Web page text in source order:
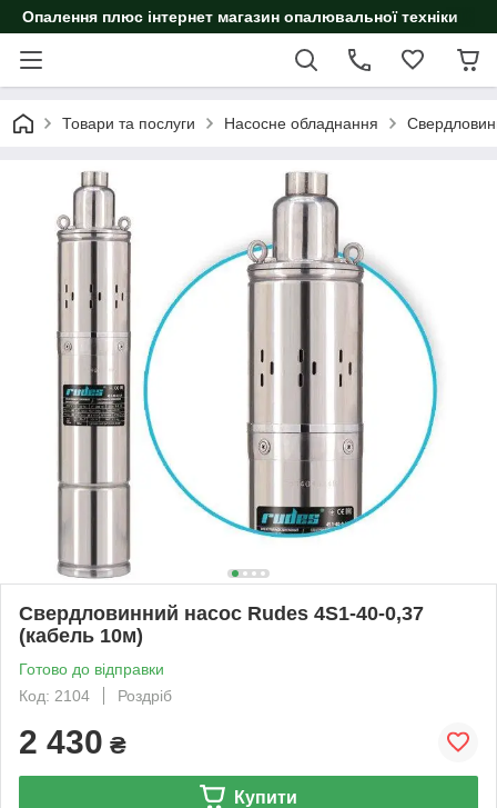
Опалення плюс інтернет магазин опалювальної техніки
Товари та послуги Насосне обладнання
Свердловинний насос Rudes 4S1-40-0,37
(кабель 10м)
Готово до відправки
Код: 2104
Роздріб
2 430 ₴
Купити